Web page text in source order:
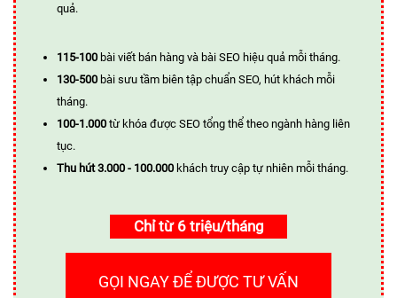
quả.
115-100 bài viết bán hàng và bài SEO hiệu quả mỗi tháng.
130-500 bài sưu tầm biên tập chuẩn SEO, hút khách mỗi
tháng.
100-1.000 từ khóa được SEO tổng thể theo ngành hàng liên
tục.
Thu hút 3.000 - 100.000 khách truy cập tự nhiên mỗi tháng.
Chỉ từ 6 triệu/tháng
GỌI NGAY ĐỂ ĐƯỢC TƯ VẤN